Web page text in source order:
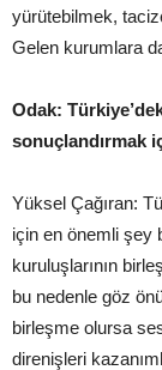
yürütebilmek,
Gelen kurumlara
Odak:
sonuçlandırmak
Yüksel Çağıran:
için en önemli şey
kuruluşlarının
bu nedenle göz
birleşme olursa
direnişleri